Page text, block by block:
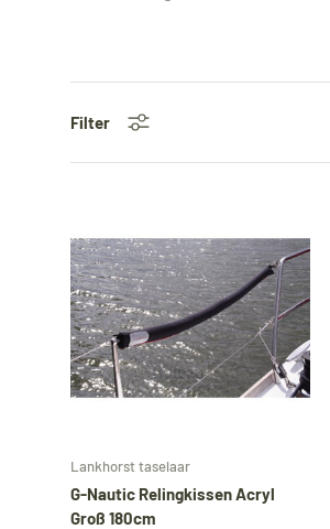
Filter
Lankhorst taselaar
G-Nautic Relingkissen Acryl
Groß 180cm